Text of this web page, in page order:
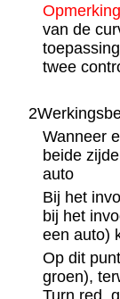
van de
twee
Wanneer
beide
auto
Bij het
bij het
een auto)
Op dit
groen),